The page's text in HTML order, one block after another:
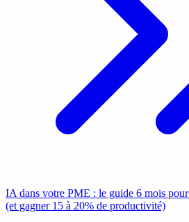
IA dans votre PME : le guide 6 mois pour
(et gagner 15 à 20% de productivité)